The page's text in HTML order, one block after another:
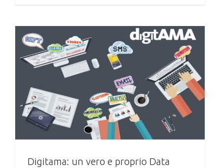
Digitama: un vero e proprio Data